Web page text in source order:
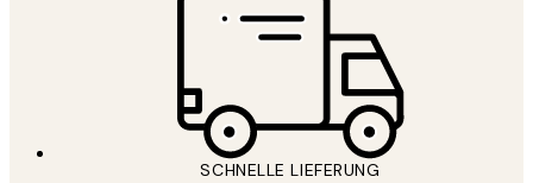
SCHNELLE LIEFERUNG